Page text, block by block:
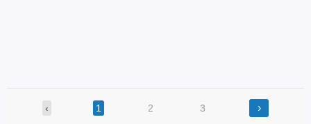
‹ 1 2 3 ›